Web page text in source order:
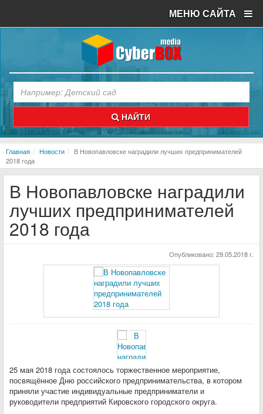
МЕНЮ САЙТА
НАЙТИ
Главная Новости
В Новопавловске наградили лучших предпринимателей
2018 года
В Новопавловске наградили
лучших предпринимателей
2018 года
Опубликовано: 29.05.2018 г.
25 мая 2018 года состоялось торжественное мероприятие,
посвящённое Дню российского предпринимательства, в котором
приняли участие индивидуальные предприниматели и
руководители предприятий Кировского городского округа.